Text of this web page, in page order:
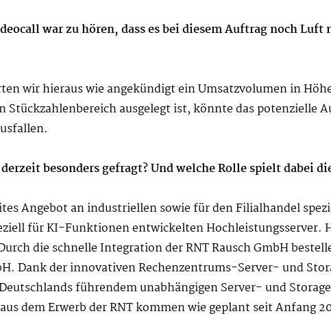
war zu hören, dass es bei diesem Auftrag noch Luft
wir hieraus wie angekündigt ein Umsatzvolumen in
ausgelegt ist, könnte das potenzielle
besonders gefragt? Und welche Rolle spielt dabei
Angebot an industriellen sowie für den Filialhandel
für KI-Funktionen entwickelten Hochleistungsserver.
die schnelle Integration der RNT Rausch GmbH
Dank der innovativen Rechenzentrums-Server- und
führendem unabhängigen Server- und
dem Erwerb der RNT kommen wie geplant seit Anfang